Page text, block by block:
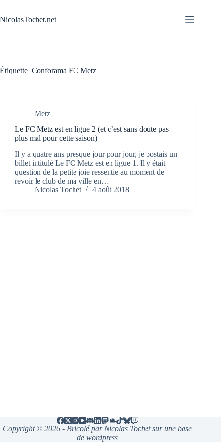
contenu
NicolasTochet.net
Étiquette Conforama FC Metz
Metz
Le FC Metz est en ligue 2 (et c’est sans doute pas
plus mal pour cette saison)
Il y a quatre ans presque jour pour jour, je postais un
billet intitulé Le FC Metz est en ligue 1. Il y était
question de la petite joie ressentie au moment de
revoir le club de ma ville en…
Nicolas Tochet
4 août 2018
Copyright © 2026 - Bricolé par Nicolas Tochet sur une base
de wordpress